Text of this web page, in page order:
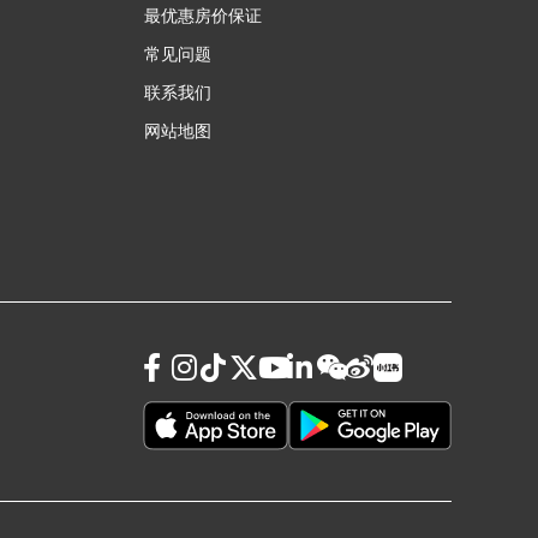
最优惠房价保证
常见问题
联系我们
网站地图